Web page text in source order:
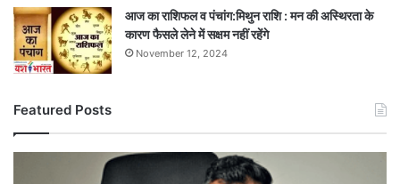
आज का राशिफल व पंचांग:मिथुन राशि : मन की अस्थिरता के
कारण फैसले लेने में सक्षम नहीं रहेंगे
November 12, 2024
Featured Posts